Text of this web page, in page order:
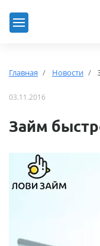
Главная Новости
03.11.2016
Займ